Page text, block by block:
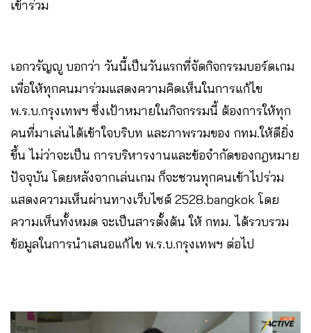
เข้าร่วม
เอกวรัญญู บอกว่า วันนี้เป็นวันแรกที่จัดกิจกรรมบอร์ดเกม
เพื่อให้ทุกคนมาร่วมแสดงความคิดเห็นในการแก้ไข
พ.ร.บ.กรุงเทพฯ ซึ่งเป้าหมายในกิจกรรมนี้ ต้องการให้ทุก
คนที่มาเล่นได้เข้าใจบริบท และภาพรวมของ กทม.ให้ดียิ่ง
ขึ้น ไม่ว่าจะเป็น การบริหารงานและข้อจำกัดของกฎหมาย
ปัจจุบัน โดยหลังจากเล่นเกม ก็จะชวนทุกคนเข้าไปร่วม
แสดงความเห็นผ่านทางเว็บไซต์ 2528.bangkok โดย
ความเห็นทั้งหมด จะเป็นสารตั้งต้น ให้ กทม. ได้รวบรวม
ข้อมูลในการนำเสนอแก้ไข พ.ร.บ.กรุงเทพฯ ต่อไป